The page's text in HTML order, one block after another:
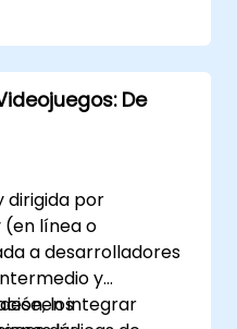
texturas
Engine.
dinámica e
renderizado en
y mecánicas
para el
en tiempo real.
De
dirigida por
(en línea o
a desarrolladores
y
integrar
los